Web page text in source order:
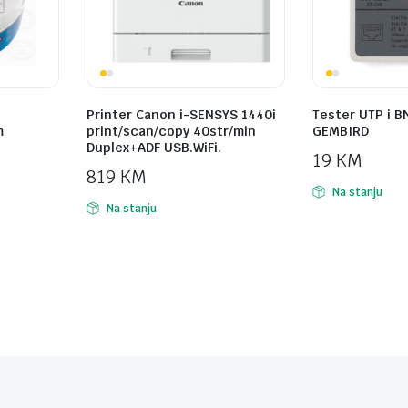
Printer Canon i-SENSYS 1440i
print/scan/copy 40str/min
Duplex+ADF USB.WiFi.
819 KM
Na stanju
Tester UTP i
GEMBIRD
19 KM
Na stanju